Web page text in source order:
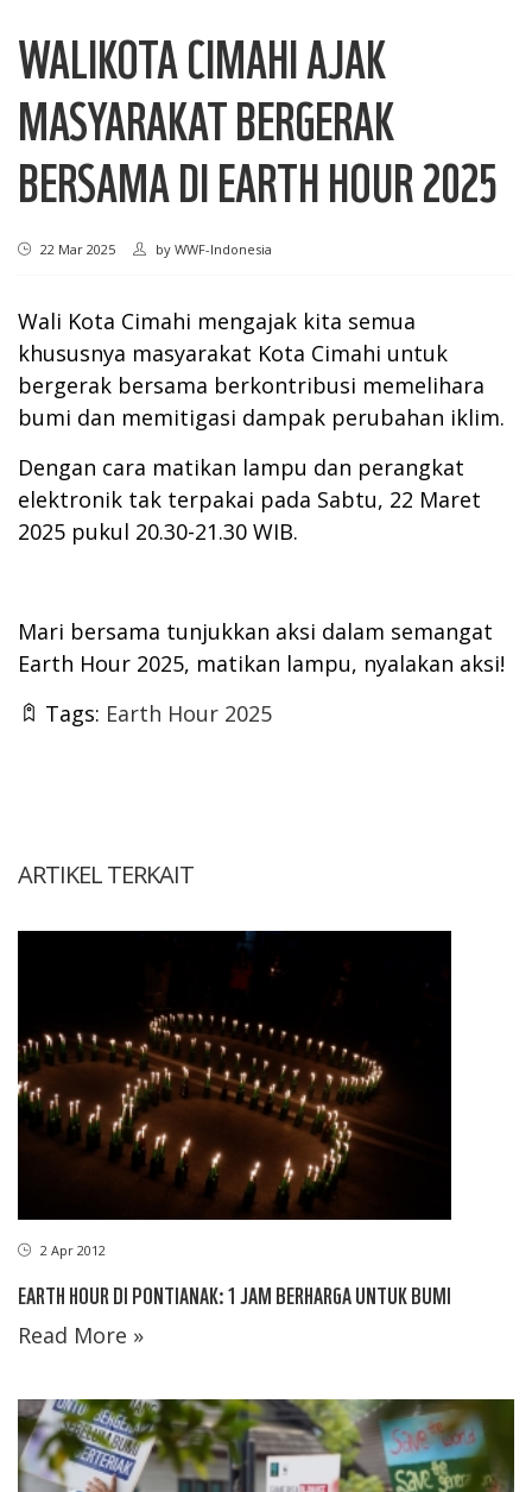
WALIKOTA CIMAHI AJAK
MASYARAKAT BERGERAK
BERSAMA DI EARTH HOUR 2025
22 Mar 2025 by WWF-Indonesia
Wali Kota Cimahi mengajak kita semua
khususnya masyarakat Kota Cimahi untuk
bergerak bersama berkontribusi memelihara
bumi dan memitigasi dampak perubahan iklim.
Dengan cara matikan lampu dan perangkat
elektronik tak terpakai pada Sabtu, 22 Maret
2025 pukul 20.30-21.30 WIB.
Mari bersama tunjukkan aksi dalam semangat
Earth Hour 2025, matikan lampu, nyalakan aksi!
Tags: Earth Hour 2025
ARTIKEL TERKAIT
2 Apr 2012
EARTH HOUR DI PONTIANAK: 1 JAM BERHARGA UNTUK BUMI
Read More »